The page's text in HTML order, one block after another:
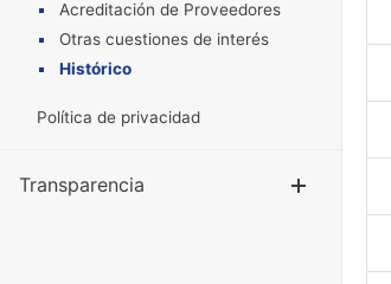
Acreditación de Proveedores
Otras cuestiones de interés
Histórico
Política de privacidad
Transparencia